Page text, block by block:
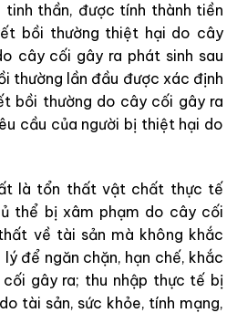
thần, được tính thành tiền
bồi thường thiệt hại do cây
cây cối gây ra phát sinh sau
thường lần đầu được xác định
bồi thường do cây cối gây ra
cầu của người bị thiệt hại do
là tổn thất vật chất thực tế
thể bị xâm phạm do cây cối
về tài sản mà không khắc
để ngăn chặn, hạn chế, khắc
gây ra; thu nhập thực tế bị
tài sản, sức khỏe, tính mạng,